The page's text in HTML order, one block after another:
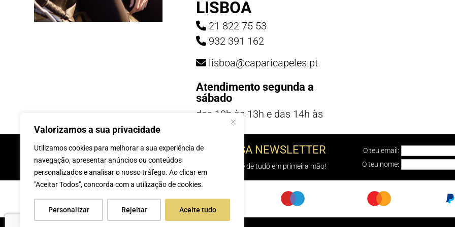
Valorizamos a sua privacidade
Utilizamos cookies para melhorar a sua experiência de
navegação, apresentar anúncios ou conteúdos
personalizados e analisar o nosso tráfego. Ao clicar em
"Aceitar Todos", concorda com a utilização de cookies.
Personalizar Rejeitar Aceite tudo
LISBOA
21 822 75 53
932 391 162
lisboa@caparicapeles.pt
Atendimento segunda a
sábado
das 10h às 13h e das 14h às
INSCREVE-TE Á NOSSA NEWSLETTER
e sabe de tudo em primeira mão!
O teu email:
O teu nome: